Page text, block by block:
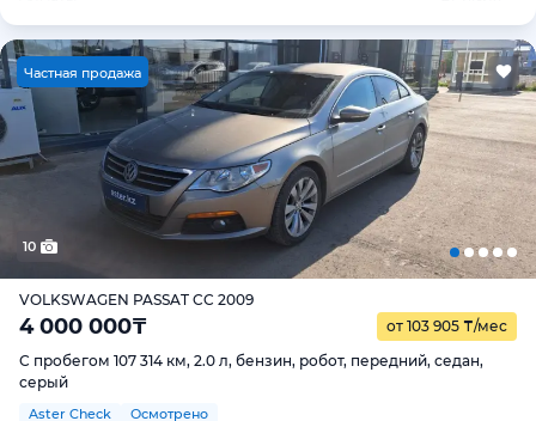
Частная продажа
10
VOLKSWAGEN PASSAT CC 2009
4 000 000₸ от 103 905 ₸/мес
С пробегом 107 314 км, 2.0 л, бензин, робот, передний, седан,
серый
Aster Check Осмотрено